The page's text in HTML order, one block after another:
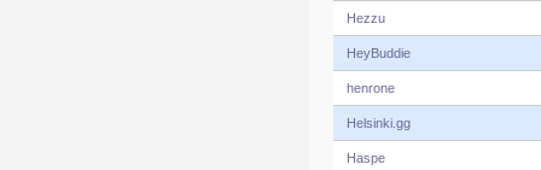
Hezzu
HeyBuddie
henrone
Helsinki.gg
Haspe